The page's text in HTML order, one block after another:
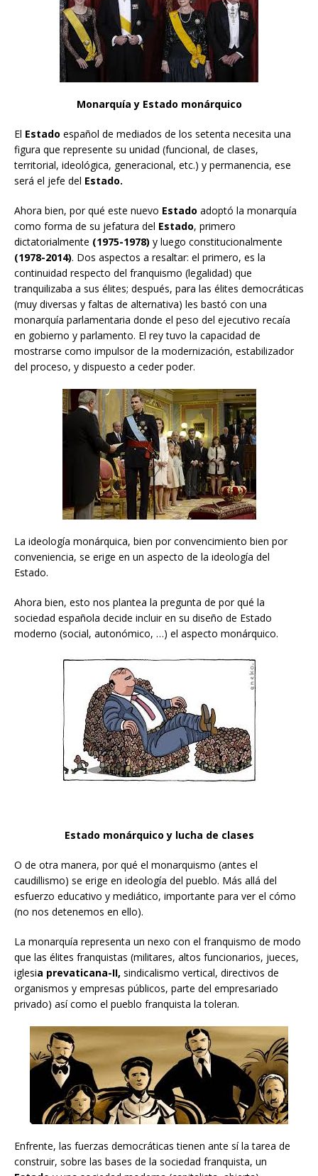
Monarquía y Estado monárquico
El Estado español de mediados de los setenta necesita una
figura que represente su unidad (funcional, de clases,
territorial, ideológica, generacional, etc.) y permanencia, ese
será el jefe del Estado.
Ahora bien, por qué este nuevo Estado adoptó la monarquía
como forma de su jefatura del Estado, primero
dictatorialmente (1975-1978) y luego constitucionalmente
(1978-2014). Dos aspectos a resaltar: el primero, es la
continuidad respecto del franquismo (legalidad) que
tranquilizaba a sus élites; después, para las élites democráticas
(muy diversas y faltas de alternativa) les bastó con una
monarquía parlamentaria donde el peso del ejecutivo recaía
en gobierno y parlamento. El rey tuvo la capacidad de
mostrarse como impulsor de la modernización, estabilizador
del proceso, y dispuesto a ceder poder.
La ideología monárquica, bien por convencimiento bien por
conveniencia, se erige en un aspecto de la ideología del
Estado.
Ahora bien, esto nos plantea la pregunta de por qué la
sociedad española decide incluir en su diseño de Estado
moderno (social, autonómico, …) el aspecto monárquico.
Estado monárquico y lucha de clases
O de otra manera, por qué el monarquismo (antes el
caudillismo) se erige en ideología del pueblo. Más allá del
esfuerzo educativo y mediático, importante para ver el cómo
(no nos detenemos en ello).
La monarquía representa un nexo con el franquismo de modo
que las élites franquistas (militares, altos funcionarios, jueces,
iglesia prevaticana-II, sindicalismo vertical, directivos de
organismos y empresas públicos, parte del empresariado
privado) así como el pueblo franquista la toleran.
Enfrente, las fuerzas democráticas tienen ante sí la tarea de
construir, sobre las bases de la sociedad franquista, un